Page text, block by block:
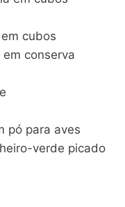
cubos
conserva
pó para aves
verde picado